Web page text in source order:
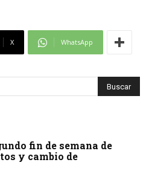
X WhatsApp
fin de semana de
y cambio de